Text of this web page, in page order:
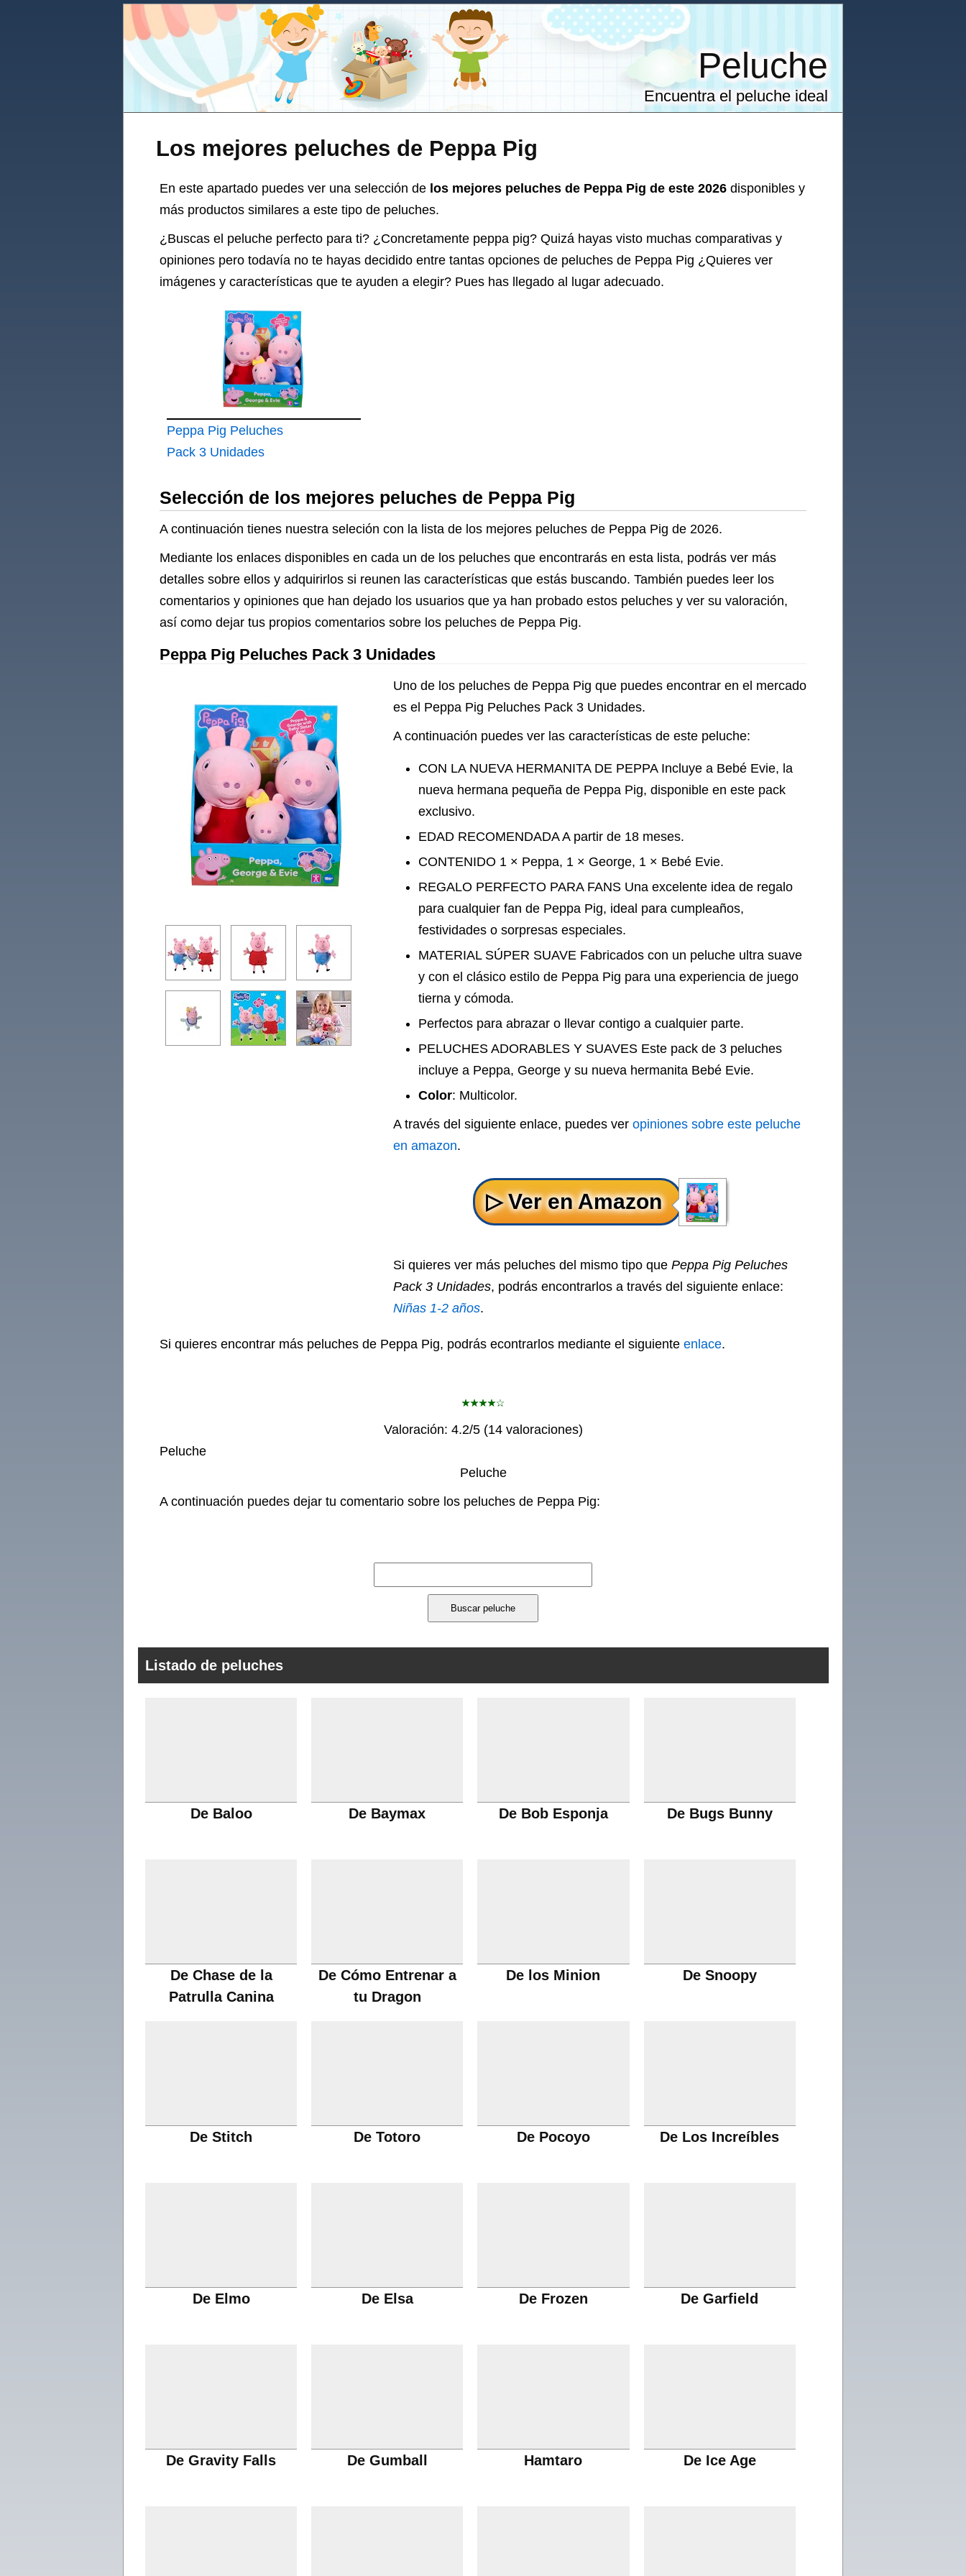
Los mejores peluches de Peppa Pig
Peluche
Encuentra el peluche ideal
En este apartado puedes ver una selección de los mejores peluches de Peppa Pig de este 2026 disponibles y
más productos similares a este tipo de peluches.
¿Buscas el peluche perfecto para ti? ¿Concretamente peppa pig? Quizá hayas visto muchas comparativas y
opiniones pero todavía no te hayas decidido entre tantas opciones de peluches de Peppa Pig ¿Quieres ver
imágenes y características que te ayuden a elegir? Pues has llegado al lugar adecuado.
Peppa Pig Peluches
Pack 3 Unidades
Selección de los mejores peluches de Peppa Pig
A continuación tienes nuestra seleción con la lista de los mejores peluches de Peppa Pig de 2026.
Mediante los enlaces disponibles en cada un de los peluches que encontrarás en esta lista, podrás ver más
detalles sobre ellos y adquirirlos si reunen las características que estás buscando. También puedes leer los
comentarios y opiniones que han dejado los usuarios que ya han probado estos peluches y ver su valoración,
así como dejar tus propios comentarios sobre los peluches de Peppa Pig.
Peppa Pig Peluches Pack 3 Unidades
Uno de los peluches de Peppa Pig que puedes encontrar en el mercado
es el Peppa Pig Peluches Pack 3 Unidades.
A continuación puedes ver las características de este peluche:
CON LA NUEVA HERMANITA DE PEPPA Incluye a Bebé Evie, la
nueva hermana pequeña de Peppa Pig, disponible en este pack
exclusivo.
EDAD RECOMENDADA A partir de 18 meses.
CONTENIDO 1 × Peppa, 1 × George, 1 × Bebé Evie.
REGALO PERFECTO PARA FANS Una excelente idea de regalo
para cualquier fan de Peppa Pig, ideal para cumpleaños,
festividades o sorpresas especiales.
MATERIAL SÚPER SUAVE Fabricados con un peluche ultra suave
y con el clásico estilo de Peppa Pig para una experiencia de juego
tierna y cómoda.
Perfectos para abrazar o llevar contigo a cualquier parte.
PELUCHES ADORABLES Y SUAVES Este pack de 3 peluches
incluye a Peppa, George y su nueva hermanita Bebé Evie.
Color: Multicolor.
A través del siguiente enlace, puedes ver opiniones sobre este peluche
en amazon.
Si quieres ver más peluches del mismo tipo que Peppa Pig Peluches
Pack 3 Unidades, podrás encontrarlos a través del siguiente enlace:
Niñas 1-2 años.
Si quieres encontrar más peluches de Peppa Pig, podrás econtrarlos mediante el siguiente enlace.
Valoración: 4.2/5 (14valoraciones)
Peluche
Peluche
A continuación puedes dejar tu comentario sobre los peluches de Peppa Pig:
Listado de peluches
De Baloo De Baymax De Bob Esponja De Bugs Bunny
De Chase de la
Patrulla Canina
De Cómo Entrenar a
tu Dragon
De los Minion De Snoopy
De Stitch De Totoro De Pocoyo De Los Increíbles
De Elmo De Elsa De Frozen De Garfield
De Gravity Falls De Gumball Hamtaro De Ice Age